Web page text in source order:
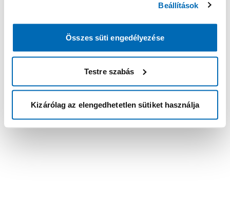
Beállítások
Összes süti engedélyezése
Testre szabás
Kizárólag az elengedhetetlen sütiket használja